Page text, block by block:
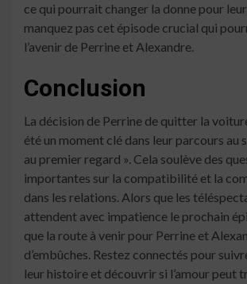
ce qui pourrait changer la donne pour
manquez pas cet épisode crucial qui
l’avenir de Perrine et Alexandre.
Conclusion
La décision de Perrine de quitter la
été un moment clé dans leur parcours au
au premier regard ». Cela soulève des
importantes sur la compatibilité et la
dans les relations. Alors que les
attendent avec impatience le prochain
que la route à venir pour Perrine et
d’embûches. Restez connectés pour
leur histoire et découvrir si l’amour peut